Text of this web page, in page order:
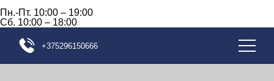
Пн.-Пт. 10:00 – 19:00
Сб. 10:00 – 18:00
+375296150666